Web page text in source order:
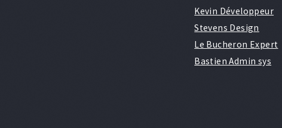
Kevin Développeur
Stevens Design
Le Bucheron Expert
Bastien Admin sys